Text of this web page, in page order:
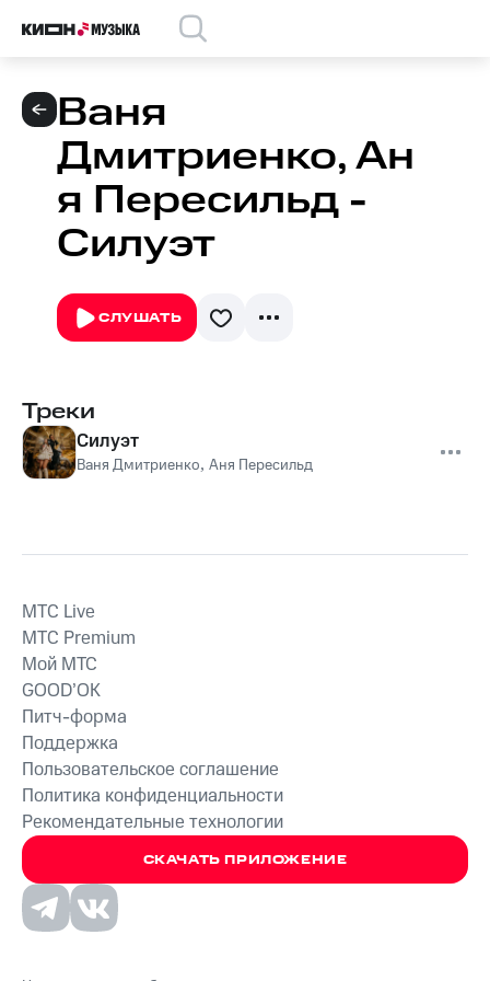
Ваня
Дмитриенко, Ан
я Пересильд -
Силуэт
СЛУШАТЬ
Треки
Силуэт
Ваня Дмитриенко, Аня Пересильд
СКАЧАТЬ ПРИЛОЖЕНИЕ
MTС Live
MTС Premium
Мой МТС
GOOD’OK
Питч-форма
Поддержка
Пользовательское соглашение
Политика конфиденциальности
Рекомендательные технологии